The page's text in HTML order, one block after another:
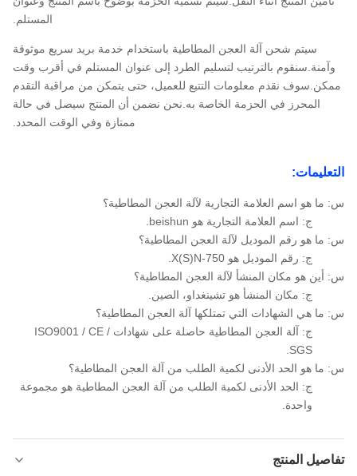
المستلم.
سيتم شحن آلة العجن المطاطية باستخدام خدمة بريد سريع موثوقة
وآمنة.سنقوم بالترتيب لتسليم الطرد إلى عنوان المستلم في أقرب وقت
ممكن.سوف نقدم معلومات التتبع للعميل، حتى يتمكن من مراقبة التقدم
المحرز في الحزمة الخاصة به.نحن نضمن أن المنتج سيصل في حالة
ممتازة وفي الوقت المحدد.
التعليمات:
س: ما هو اسم العلامة التجارية لآلة العجن المطاطية؟
ج: اسم العلامة التجارية هو beishun.
س: ما هو رقم الموديل لآلة العجن المطاطية؟
ج: رقم الموديل هو X(S)N-750.
س: أين هو مكان المنشأ لآلة العجن المطاطية؟
ج: مكان المنشأ هو تشينغداو، الصين.
س: ما هي الشهادات التي تمتلكها آلة العجن المطاطية؟
ج: آلة العجن المطاطية حاصلة على شهادات ISO9001 / CE /
SGS.
س: ما هو الحد الأدنى لكمية الطلب من آلة العجن المطاطية؟
ج: الحد الأدنى لكمية الطلب من آلة العجن المطاطية هو مجموعة
واحدة.
تفاصيل المنتج